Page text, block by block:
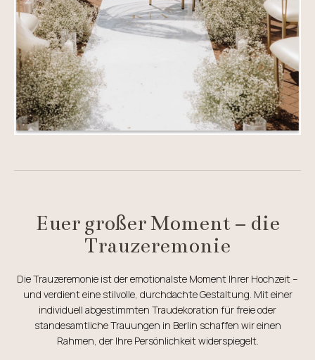
Euer großer Moment – die
Trauzeremonie
Die Trauzeremonie ist der emotionalste Moment Ihrer Hochzeit –
und verdient eine stilvolle, durchdachte Gestaltung. Mit einer
individuell abgestimmten Traudekoration für freie oder
standesamtliche Trauungen in Berlin schaffen wir einen
Rahmen, der Ihre Persönlichkeit widerspiegelt.